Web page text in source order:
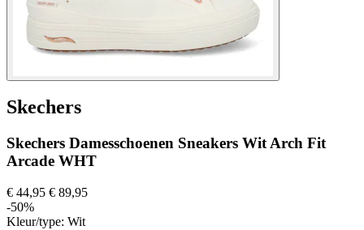
Skechers
Skechers Damesschoenen Sneakers Wit Arch Fit
Arcade WHT
€ 44,95 € 89,95
-50%
Kleur/type: Wit